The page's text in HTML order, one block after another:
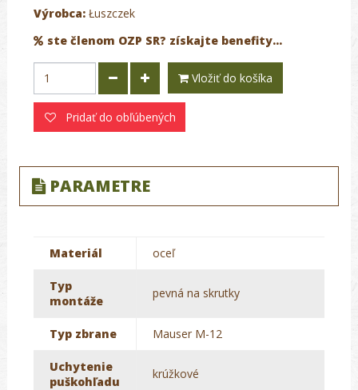
Výrobca: Łuszczek
ste členom OZP SR? získajte benefity...
Vložiť do košíka
Pridať do obľúbených
PARAMETRE
Materiál oceľ
Typ
montáže
pevná na skrutky
Typ zbrane Mauser M-12
Uchytenie
puškohľadu
krúžkové